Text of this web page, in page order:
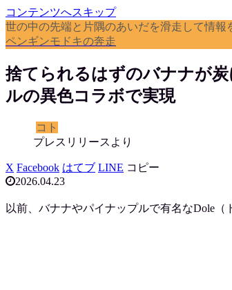
コンテンツへスキップ
世の中の先端と片隅のあいだを滑走して情報
ペンギンモドキの奔走
捨てられるはずのバナナが
ルの異色コラボで実現
コト
プレスリリースより
X Facebook はてブ LINE コピー
2026.04.23
以前、バナナやパイナップルで有名なDole